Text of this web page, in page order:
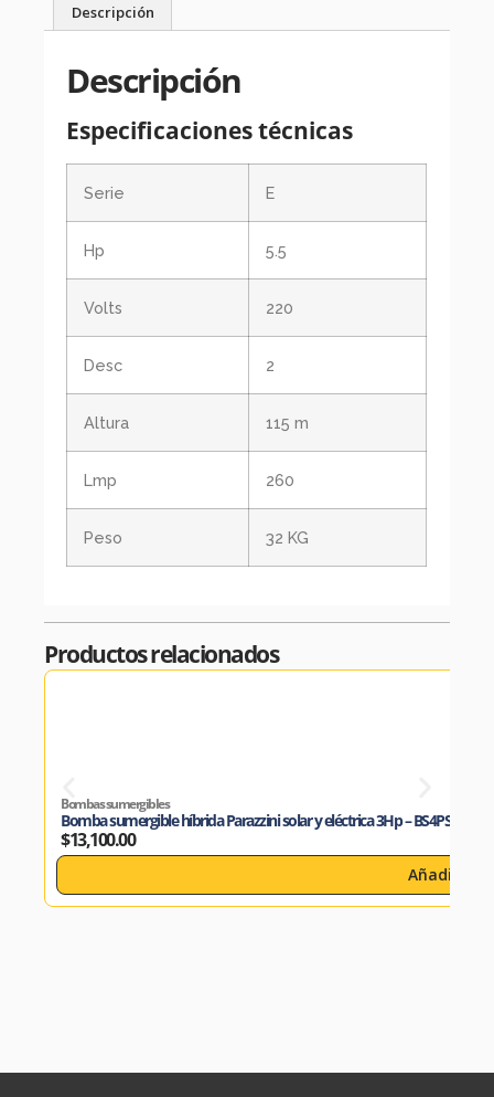
Descripción
Descripción
Especificaciones técnicas
Serie E
Hp 5.5
Volts 220
Desc 2
Altura 115 m
Lmp 260
Peso 32 KG
Productos relacionados
Bombas sumergibles
Bomba sumergible híbrida Parazzini solar y eléctrica 3Hp – BS4PS-13-
$13,100.00
Añadir al